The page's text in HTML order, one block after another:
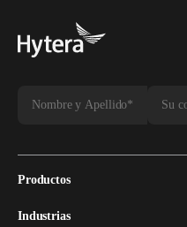
Productos
Industrias